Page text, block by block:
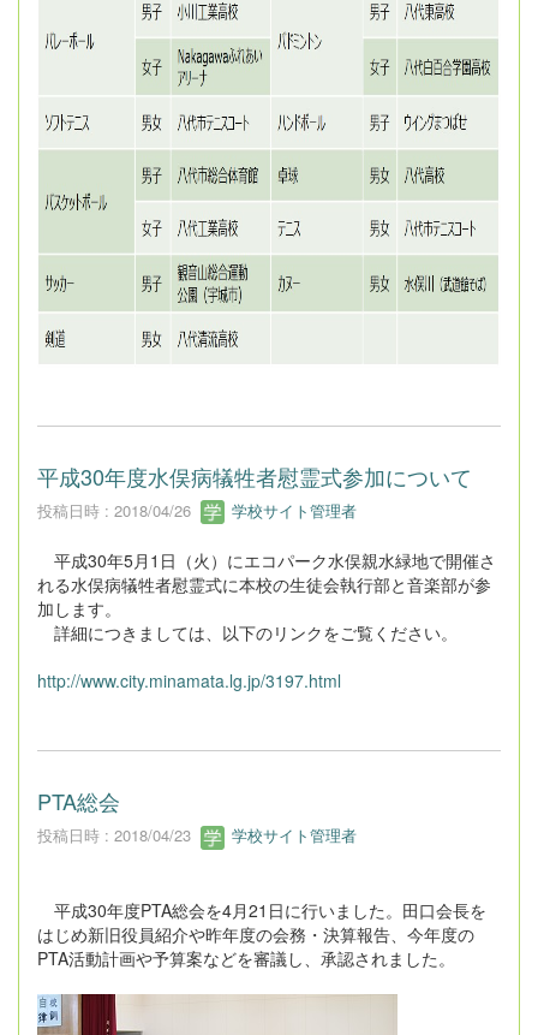
平成30年度水俣病犠牲者慰霊式参加について
投稿日時 : 2018/04/26 学校サイト管理者
平成30年5月1日（火）にエコパーク水俣親水緑地で開催さ
れる水俣病犠牲者慰霊式に本校の生徒会執行部と音楽部が参
加します。
詳細につきましては、以下のリンクをご覧ください。
http://www.city.minamata.lg.jp/3197.html
PTA総会
投稿日時 : 2018/04/23 学校サイト管理者
平成30年度PTA総会を4月21日に行いました。田口会長を
はじめ新旧役員紹介や昨年度の会務・決算報告、今年度の
PTA活動計画や予算案などを審議し、承認されました。